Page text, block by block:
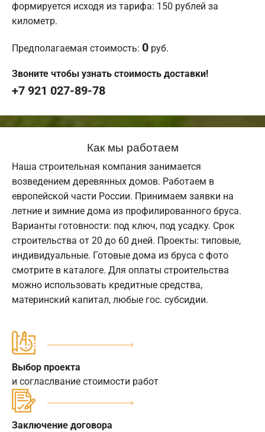
формируется исходя из тарифа: 150 рублей за
километр.
Предполагаемая стоимость: 0 руб.
Звоните чтобы узнать стоимость доставки!
+7 921 027-89-78
Как мы работаем
Наша строительная компания занимается
возведением деревянных домов. Работаем в
европейской части России. Принимаем заявки на
летние и зимние дома из профилированного бруса.
Варианты готовности: под ключ, под усадку. Срок
строительства от 20 до 60 дней. Проекты: типовые,
индивидуальные. Готовые дома из бруса с фото
смотрите в каталоге. Для оплаты строительства
можно использовать кредитные средства,
материнский капитал, любые гос. субсидии.
Выбор проекта
и согласлвание стоимости работ
Заключение договора